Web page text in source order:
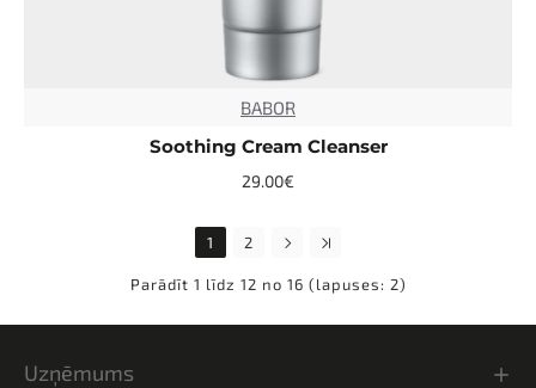
BABOR
Soothing Cream Cleanser
29.00€
1 2
Parādīt 1 līdz 12 no 16 (lapuses: 2)
Uzņēmums